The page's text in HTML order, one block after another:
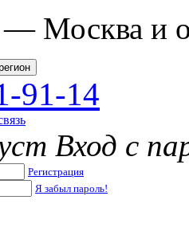
— Москва и
91-14
Вход с
Регистрация
Я забыл пароль!